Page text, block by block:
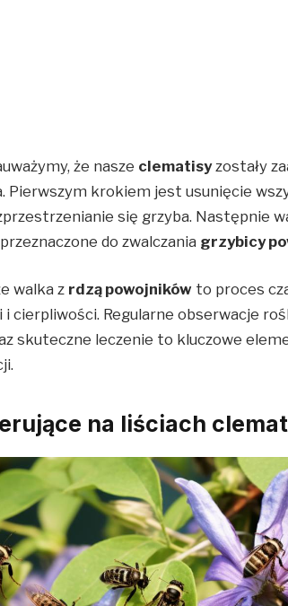
że nasze clematisyzostały
Pierwszym krokiem jest usunięcie
się grzyba. Następnie
do zwalczania grzybicy
walka z rdzą powojników to proces
cierpliwości. Regularne obserwacje
skuteczne leczenie to kluczowe
na liściach